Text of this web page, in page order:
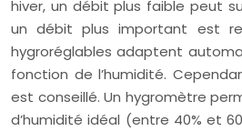
hiver, un débit plus faible peut
un débit plus important est
hygroréglables adaptent
fonction de l’humidité.
est conseillé. Un hygromètre
d’humidité idéal (entre 40% et